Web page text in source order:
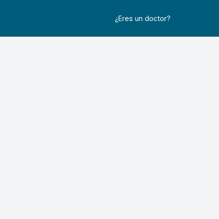
¿Eres un doctor?